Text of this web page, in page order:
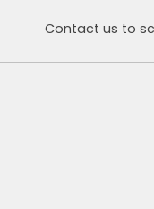
Contact us to